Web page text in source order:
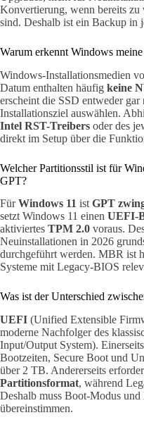
Konvertierung, wenn bereits zu
sind. Deshalb ist ein Backup in
Warum erkennt Windows
Windows-Installationsmedien
Datum enthalten häufig keine
erscheint die SSD entweder
Installationsziel auswählen.
Intel RST-Treibers oder des
direkt im Setup über die
Welcher Partitionsstil ist für
GPT?
FürWindows 11 ist GPT
setzt Windows 11 einen UEFI-
aktiviertes TPM 2.0 voraus.
Neuinstallationen in 2026
durchgeführt werden. MBR ist
Systeme mit Legacy-BIOS
Was ist der Unterschied
UEFI (Unified Extensible
moderne Nachfolger des
Input/Output System).
Bootzeiten, Secure Boot und
über 2 TB. Andererseits
Partitionsformat, während
Deshalb muss Boot-Modus
übereinstimmen.